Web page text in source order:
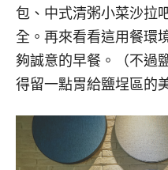
包、中式清粥小菜沙拉
全。再來看看這用餐環
夠誠意的早餐。（不過
得留一點胃給鹽埕區的